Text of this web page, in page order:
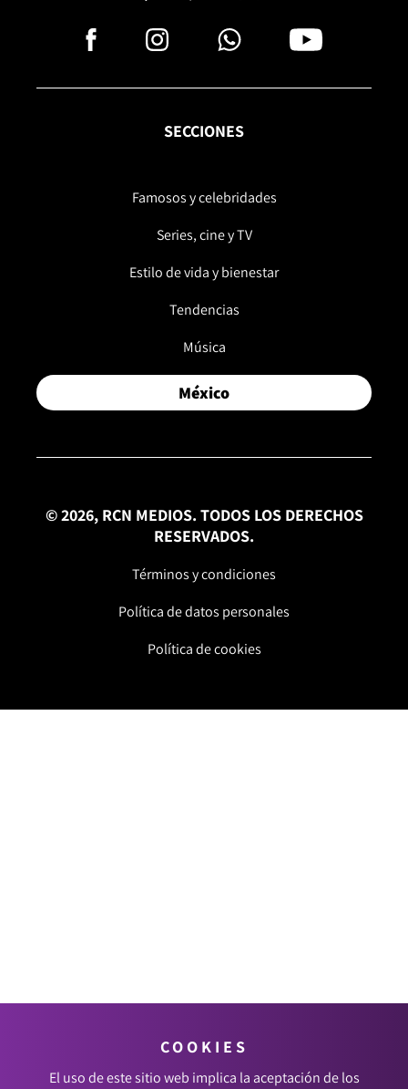
SECCIONES
Famosos y celebridades
Series, cine y TV
Estilo de vida y bienestar
Tendencias
Música
México
© 2026, RCN MEDIOS. TODOS LOS DERECHOS
RESERVADOS.
Términos y condiciones
Política de datos personales
Política de cookies
COOKIES
El uso de este sitio web implica la aceptación de los